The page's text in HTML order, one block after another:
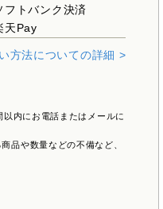
フトバンク決済
天Pay
方法についての詳細 >
内にお電話またはメールに
品や数量などの不備など、